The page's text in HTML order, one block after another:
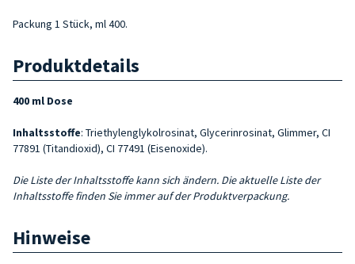
Packung 1 Stück, ml 400.
Produktdetails
400 ml Dose
Inhaltsstoffe: Triethylenglykolrosinat, Glycerinrosinat, Glimmer, CI
77891 (Titandioxid), CI 77491 (Eisenoxide).
Die Liste der Inhaltsstoffe kann sich ändern. Die aktuelle Liste der
Inhaltsstoffe finden Sie immer auf der Produktverpackung.
Hinweise